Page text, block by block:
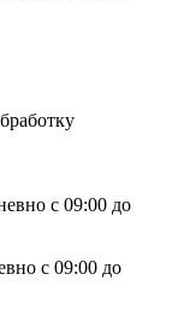
с 09:00 до
с 09:00 до